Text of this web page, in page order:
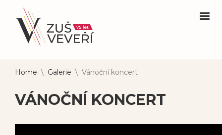
Home \ Galerie \ Vánoční koncert
VÁNOČNÍ KONCERT